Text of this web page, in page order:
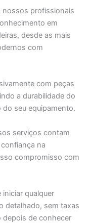
nossos profissionais
em
desde as mais
com
com peças
a durabilidade do
seu equipamento.
serviços contam
na
compromisso com
iniciar qualquer
detalhado, sem taxas
depois de conhecer